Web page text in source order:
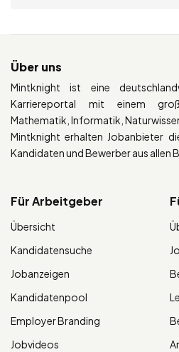
Über uns
Mintknight ist eine
Karriereportal mit einem
Mathematik, Informatik,
Mintknight erhalten Jobanbieter
Kandidaten und Bewerber aus allen
Für Arbeitgeber
Übersicht
Kandidatensuche
Jobanzeigen
Kandidatenpool
Employer Branding
Jobvideos